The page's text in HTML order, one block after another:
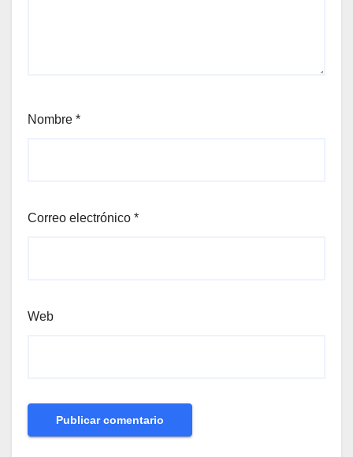
Nombre *
Correo electrónico *
Web